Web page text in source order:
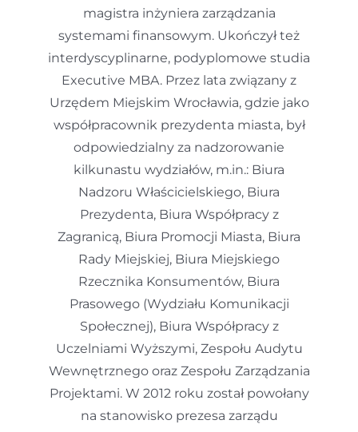
magistra inżyniera zarządzania
systemami finansowym. Ukończył też
interdyscyplinarne, podyplomowe studia
Executive MBA. Przez lata związany z
Urzędem Miejskim Wrocławia, gdzie jako
współpracownik prezydenta miasta, był
odpowiedzialny za nadzorowanie
kilkunastu wydziałów, m.in.: Biura
Nadzoru Właścicielskiego, Biura
Prezydenta, Biura Współpracy z
Zagranicą, Biura Promocji Miasta, Biura
Rady Miejskiej, Biura Miejskiego
Rzecznika Konsumentów, Biura
Prasowego (Wydziału Komunikacji
Społecznej), Biura Współpracy z
Uczelniami Wyższymi, Zespołu Audytu
Wewnętrznego oraz Zespołu Zarządzania
Projektami. W 2012 roku został powołany
na stanowisko prezesa zarządu